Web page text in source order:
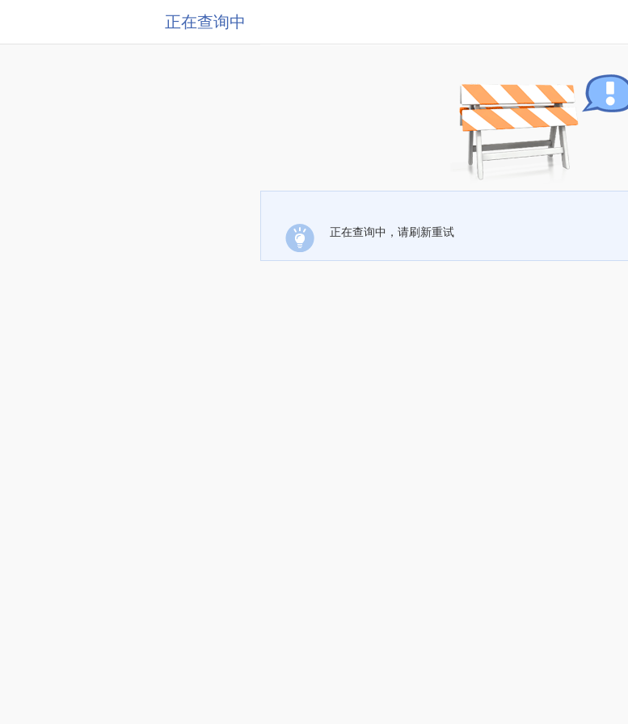
正在查询中
正在查询中，请刷新重试